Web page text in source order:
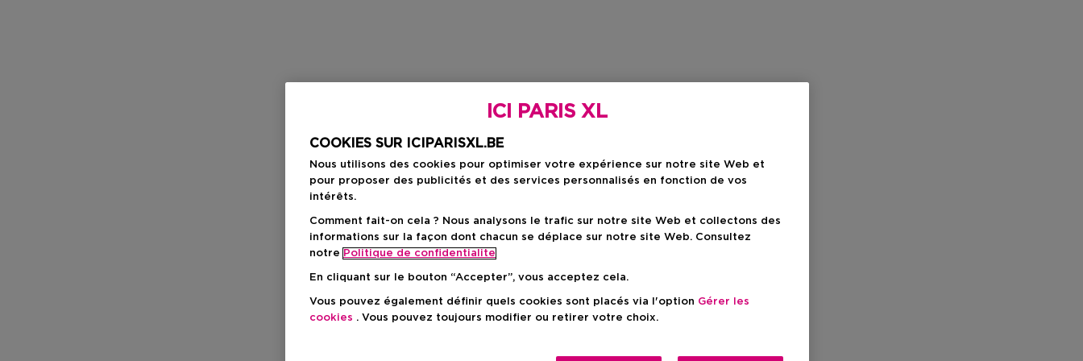
ICI PARIS XL
COOKIES SUR ICIPARISXL.BE
Nous utilisons des cookies pour optimiser votre expérience sur notre site Web et
pour proposer des publicités et des services personnalisés en fonction de vos
intérêts.
Comment fait-on cela ? Nous analysons le trafic sur notre site Web et collectons des
informations sur la façon dont chacun se déplace sur notre site Web. Consultez
notre Politique de confidentialite
En cliquant sur le bouton “Accepter”, vous acceptez cela.
Vous pouvez également définir quels cookies sont placés via l'option Gérer les
cookies . Vous pouvez toujours modifier ou retirer votre choix.